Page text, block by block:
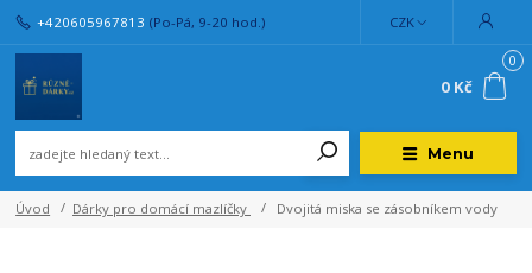
Menu
CZK
+420605967813 (Po-Pá, 9-20 hod.)
0
0 Kč
Úvod Dárky pro domácí mazlíčky Dvojitá miska se zásobníkem vody